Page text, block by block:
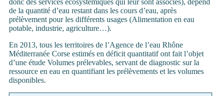
de la quantité d’eau restant dans les cours d’eau, après
prélèvement pour les différents usages (Alimentation en eau
potable, industrie, agriculture…).
En 2013, tous les territoires de l’Agence de l’eau Rhône
Méditerranée Corse estimés en déficit quantitatif ont fait l’objet
d’une étude Volumes prélevables, servant de diagnostic sur la
ressource en eau en quantifiant les prélèvements et les volumes
disponibles.